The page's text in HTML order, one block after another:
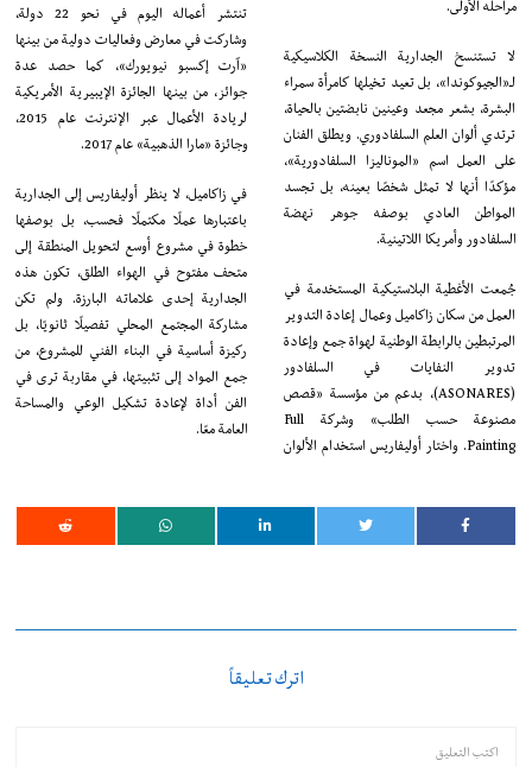
مراحله الأولى.
لا تستنسخ الجدارية النسخة الكلاسيكية
لـ«الجيوكوندا»، بل تعيد تخيلها كامرأة سمراء
البشرة، بشعر مجعد وعينين نابضتين بالحياة،
ترتدي ألوان العلم السلفادوري. ويطلق الفنان
على العمل اسم «الموناليزا السلفادورية»،
مؤكدًا أنها لا تمثل شخصًا بعينه، بل تجسد
المواطن العادي بوصفه جوهر نهضة
السلفادور وأمريكا اللاتينية.
جُمعت الأغطية البلاستيكية المستخدمة في
العمل من سكان زاكاميل وعمال إعادة التدوير
المرتبطين بالرابطة الوطنية لهواة جمع وإعادة
تدوير النفايات في السلفادور
(ASONARES)، بدعم من مؤسسة «قصص
مصنوعة حسب الطلب» وشركة Full
Painting. واختار أوليفاريس استخدام الألوان
تنتشر أعماله اليوم في نحو 22 دولة،
وشاركت في معارض وفعاليات دولية من بينها
«آرت إكسبو نيويورك»، كما حصد عدة
جوائز، من بينها الجائزة الإيبيرية الأمريكية
لريادة الأعمال عبر الإنترنت عام 2015،
وجائزة «مارا الذهبية» عام 2017.
في زاكاميل، لا ينظر أوليفاريس إلى الجدارية
باعتبارها عملًا مكتملًا فحسب، بل بوصفها
خطوة في مشروع أوسع لتحويل المنطقة إلى
متحف مفتوح في الهواء الطلق، تكون هذه
الجدارية إحدى علاماته البارزة. ولم تكن
مشاركة المجتمع المحلي تفصيلًا ثانويًا، بل
ركيزة أساسية في البناء الفني للمشروع، من
جمع المواد إلى تثبيتها، في مقاربة ترى في
الفن أداة لإعادة تشكيل الوعي والمساحة
العامة معًا.
اترك تعليقاً